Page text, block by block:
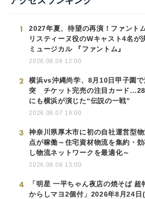
1
2027年夏、待望の再演！ファント
リスティーヌ役のWキャスト4名が
ミュージカル 『ファントム』
2026.08.06 12:00
2
横浜vs沖縄尚学、8月10日甲子園で
突 チケット完売の注目カード
にも横浜が演じた“伝説の一戦”
2026.08.07 19:00
3
神奈川県厚木市に初の自社運営型
点が稼働～住宅資材物流を集約・
し物流ネットワークを最適化～
2026.08.06 13:00
4
「明星 一平ちゃん夜店の焼そば 超
からしマヨ2個付」2026年8月24日